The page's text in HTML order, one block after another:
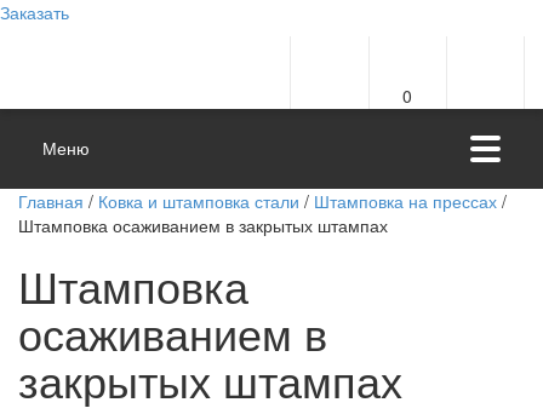
Заказать
0
Меню
Главная / Ковка и штамповка стали / Штамповка на прессах /
Штамповка осаживанием в закрытых штампах
Штамповка
осаживанием в
закрытых штампах